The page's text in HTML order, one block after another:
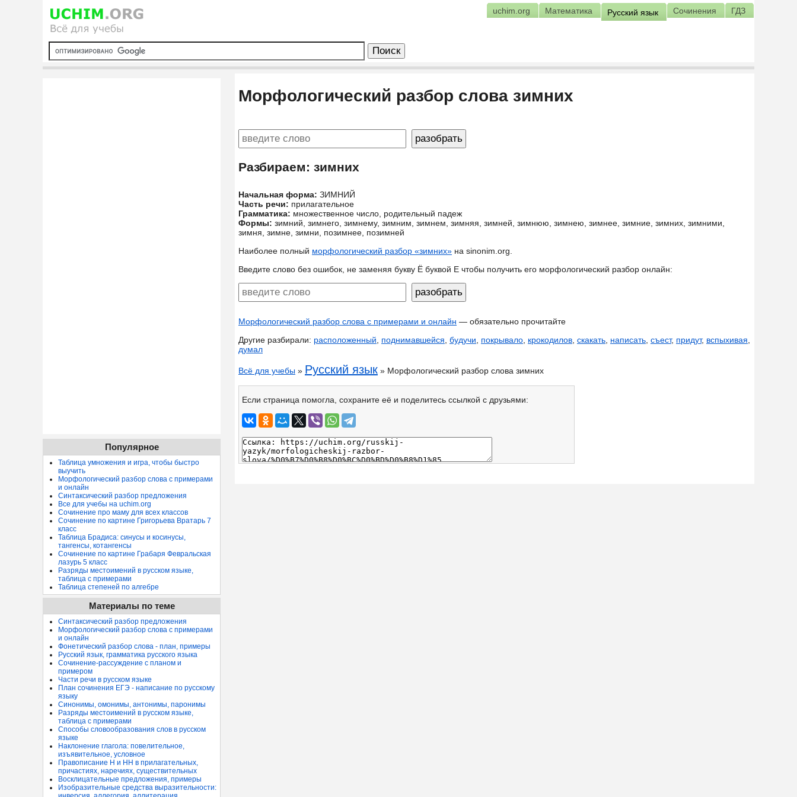
uchim.org Математика Русский язык Сочинения ГДЗ
Морфологический разбор слова зимних
Разбираем: зимних
Начальная форма: ЗИМНИЙ
Часть речи: прилагательное
Грамматика: множественное число, родительный падеж
Формы: зимний, зимнего, зимнему, зимним, зимнем, зимняя, зимней, зимнюю, зимнею, зимнее, зимние, зимних, зимними,
зимня, зимне, зимни, позимнее, позимней
Наиболее полный морфологический разбор «зимних» на sinonim.org.
Введите слово без ошибок, не заменяя букву Ё буквой Е чтобы получить его морфологический разбор онлайн:
Морфологический разбор слова с примерами и онлайн — обязательно прочитайте
Другие разбирали: расположенный поднимавшейся будучи покрывало крокодилов скакать написать съест, придут, вспыхивая
думал
Всё для учебы » Русский язык » Морфологический разбор слова зимних
Если страница помогла, сохраните её и поделитесь ссылкой с друзьями:
Популярное
Таблица умножения и игра, чтобы быстро
выучить
Морфологический разбор слова с примерами
и онлайн
Синтаксический разбор предложения
Все для учебы на uchim.org
Сочинение про маму для всех классов
Сочинение по картине Григорьева Вратарь 7
класс
Таблица Брадиса: синусы и косинусы,
тангенсы, котангенсы
Сочинение по картине Грабаря Февральская
лазурь 5 класс
Разряды местоимений в русском языке,
таблица с примерами
Таблица степеней по алгебре
Материалы по теме
Синтаксический разбор предложения
Морфологический разбор слова с примерами
и онлайн
Фонетический разбор слова - план, примеры
Русский язык, грамматика русского языка
Сочинение-рассуждение с планом и
примером
Части речи в русском языке
План сочинения ЕГЭ - написание по русскому
языку
Синонимы, омонимы, антонимы, паронимы
Разряды местоимений в русском языке,
таблица с примерами
Способы словообразования слов в русском
языке
Наклонение глагола: повелительное,
изъявительное, условное
Правописание Н и НН в прилагательных,
причастиях, наречиях, существительных
Восклицательные предложения, примеры
Изобразительные средства выразительности: